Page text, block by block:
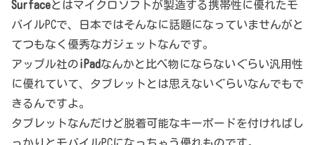
Surfaceとはマイクロソフトが製造する携帯性に優れたモ
バイルPCで、日本ではそんなに話題になっていませんがと
てつもなく優秀なガジェットなんです。
アップル社のiPadなんかと比べ物にならないぐらい汎用性
に優れていて、タブレットとは思えないぐらいなんでもで
きるんですよ。
タブレットなんだけど脱着可能なキーボードを付ければし
っかりとモバイルPCになっちゃう優れものです。